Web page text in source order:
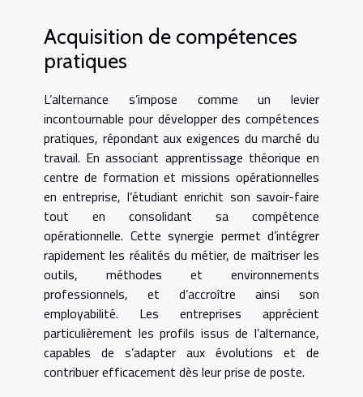
Acquisition de compétences
pratiques
L’alternance s’impose comme un levier
incontournable pour développer des compétences
pratiques, répondant aux exigences du marché du
travail. En associant apprentissage théorique en
centre de formation et missions opérationnelles
en entreprise, l’étudiant enrichit son savoir-faire
tout en consolidant sa compétence
opérationnelle. Cette synergie permet d’intégrer
rapidement les réalités du métier, de maîtriser les
outils, méthodes et environnements
professionnels, et d’accroître ainsi son
employabilité. Les entreprises apprécient
particulièrement les profils issus de l’alternance,
capables de s’adapter aux évolutions et de
contribuer efficacement dès leur prise de poste.